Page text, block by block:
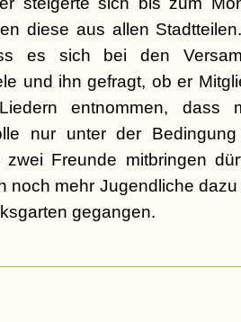
diese aus allen
es sich bei den
und ihn gefragt, ob er
entnommen, dass
nur unter der
zwei Freunde mitbringen
noch mehr Jugendliche
gegangen.